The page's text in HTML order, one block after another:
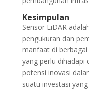
Kesimpulan
Sensor LiDAR
pengukuran dan
manfaat di
yang perlu dihadapi
potensi inovasi
suatu investasi